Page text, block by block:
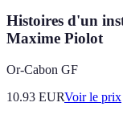
Histoires d'un
Maxime Piolot
Or-Cabon GF
10.93 EURVoir le prix